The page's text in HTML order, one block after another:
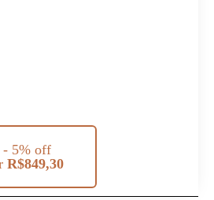
- 5% off
R$849,30